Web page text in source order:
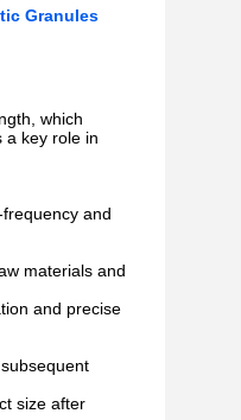
Granules
which
a key role in
and
materials and
and precise
size after